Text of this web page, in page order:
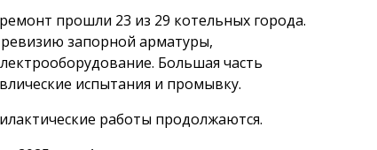
прошли 23 из 29 котельных города.
запорной арматуры,
Большая часть
испытания и промывку.
работы продолжаются.